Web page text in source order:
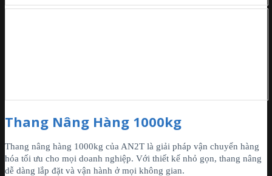
Thang Nâng Hàng 1000kg
Thang nâng hàng 1000kg của AN2T là giải pháp vận chuyển hàng
hóa tối ưu cho mọi doanh nghiệp. Với thiết kế nhỏ gọn, thang nâng
dễ dàng lắp đặt và vận hành ở mọi không gian.